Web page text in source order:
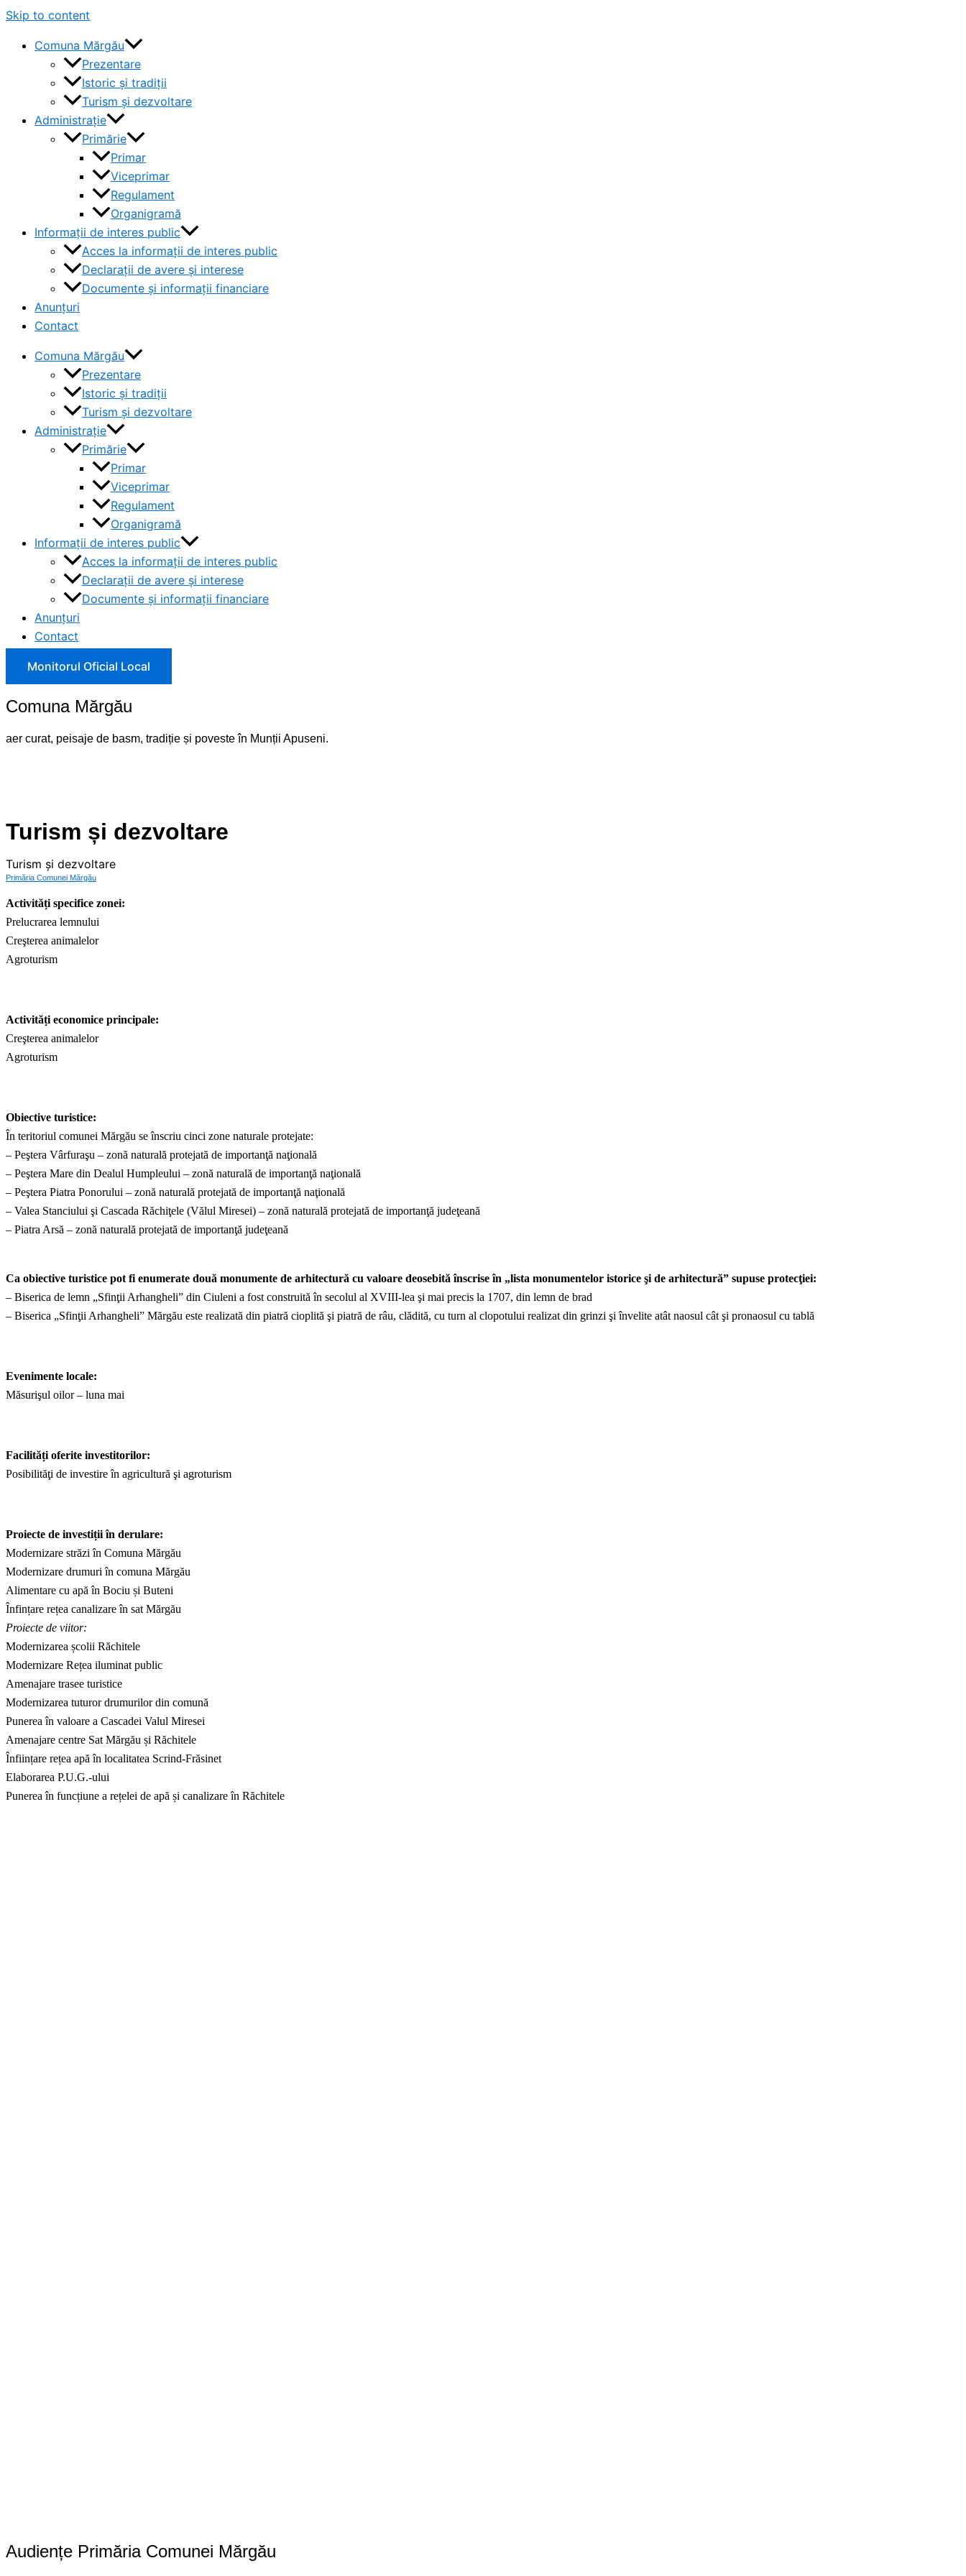
Skip to content
Comuna Mărgău
Prezentare
Istoric și tradiții
Turism și dezvoltare
Administrație
Primărie
Primar
Viceprimar
Regulament
Organigramă
Informații de interes public
Acces la informații de interes public
Declarații de avere și interese
Documente și informații financiare
Anunțuri
Contact
Comuna Mărgău
Prezentare
Istoric și tradiții
Turism și dezvoltare
Administrație
Primărie
Primar
Viceprimar
Regulament
Organigramă
Informații de interes public
Acces la informații de interes public
Declarații de avere și interese
Documente și informații financiare
Anunțuri
Contact
Monitorul Oficial Local
Comuna Mărgău
aer curat, peisaje de basm, tradiție și poveste în Munții Apuseni.
Turism și dezvoltare
Turism și dezvoltare
Primăria Comunei Mărgău
Activități specifice zonei:
Prelucrarea lemnului
Creşterea animalelor
Agroturism
Activități economice principale:
Creşterea animalelor
Agroturism
Obiective turistice:
În teritoriul comunei Mărgău se înscriu cinci zone naturale protejate:
– Peştera Vârfuraşu – zonă naturală protejată de importanţă naţională
– Peştera Mare din Dealul Humpleului – zonă naturală de importanţă naţională
– Peştera Piatra Ponorului – zonă naturală protejată de importanţă naţională
– Valea Stanciului şi Cascada Răchiţele (Vălul Miresei) – zonă naturală protejată de importanţă judeţeană
– Piatra Arsă – zonă naturală protejată de importanţă judeţeană
Ca obiective turistice pot fi enumerate două monumente de arhitectură cu valoare deosebită înscrise în „lista monumentelor istorice şi de arhitectură” supuse protecţiei:
– Biserica de lemn „Sfinţii Arhangheli” din Ciuleni a fost construită în secolul al XVIII-lea şi mai precis la 1707, din lemn de brad
– Biserica „Sfinţii Arhangheli” Mărgău este realizată din piatră cioplită şi piatră de râu, clădită, cu turn al clopotului realizat din grinzi şi învelite atât naosul cât şi pronaosul cu tablă
Evenimente locale:
Măsurişul oilor – luna mai
Facilități oferite investitorilor:
Posibilităţi de investire în agricultură şi agroturism
Proiecte de investițiiîn derulare:
Modernizare străzi în Comuna Mărgău
Modernizare drumuri în comuna Mărgău
Alimentare cu apă în Bociu și Buteni
Înfințare rețea canalizare în sat Mărgău
Proiecte de viitor:
Modernizarea școlii Răchitele
Modernizare Rețea iluminat public
Amenajare trasee turistice
Modernizarea tuturor drumurilor din comună
Punerea în valoare a Cascadei Valul Miresei
Amenajare centre Sat Mărgău și Răchitele
Înființare rețea apă în localitatea Scrind-Frăsinet
Elaborarea P.U.G.-ului
Punerea în funcțiune a rețelei de apă și canalizare în Răchitele
Audiențe Primăria Comunei Mărgău